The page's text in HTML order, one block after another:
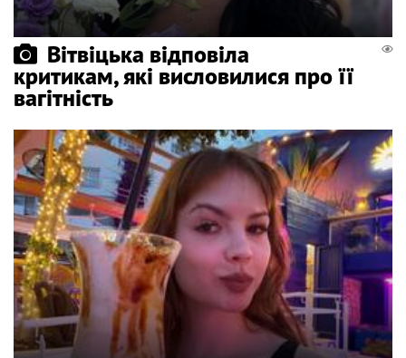
Вітвіцька відповіла
критикам, які висловилися про її
вагітність